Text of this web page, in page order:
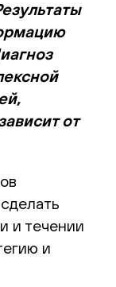
от
и течении
и